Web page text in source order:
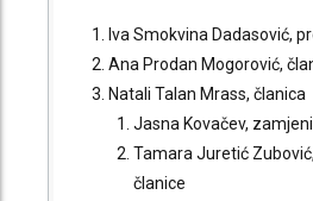
Iva Smokvina Dadasović,
Ana Prodan Mogorović,
Natali Talan Mrass, članica
Jasna Kovačev,
Tamara Juretić
članice